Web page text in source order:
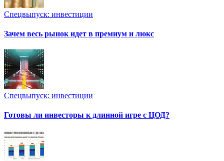
Спецвыпуск: инвестиции
Зачем весь рынок идет в премиум и люкс
Спецвыпуск: инвестиции
Готовы ли инвесторы к длинной игре с ЦОД?